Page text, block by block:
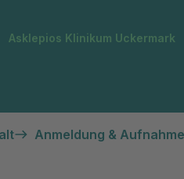
Asklepios Klinikum Uckermark
Anmeldung & Aufnahme